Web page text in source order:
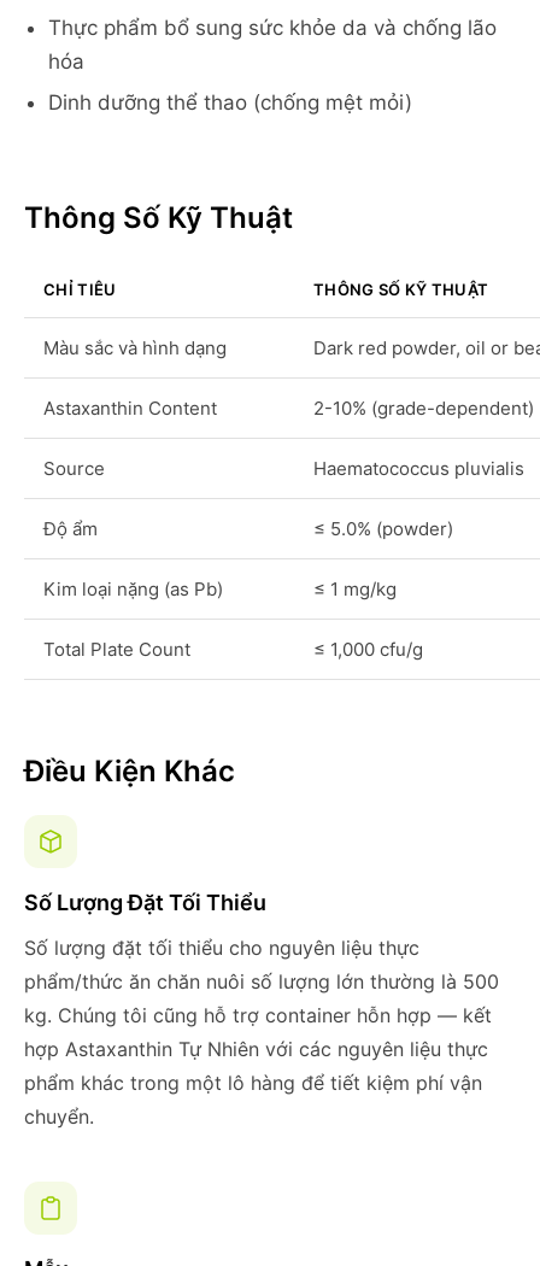
Thực phẩm bổ sung sức khỏe da và chống lão
hóa
Dinh dưỡng thể thao (chống mệt mỏi)
Thông Số Kỹ Thuật
CHỈ TIÊU THÔNG SỐ KỸ THUẬT
Màu sắc và hình dạng Dark red powder, oil or
Astaxanthin Content 2-10% (grade-dependent)
Source Haematococcus pluvialis
Độ ẩm ≤ 5.0% (powder)
Kim loại nặng (as Pb) ≤ 1 mg/kg
Total Plate Count ≤ 1,000 cfu/g
Điều Kiện Khác
Số Lượng Đặt Tối Thiểu
Số lượng đặt tối thiểu cho nguyên liệu thực
phẩm/thức ăn chăn nuôi số lượng lớn thường là 500
kg. Chúng tôi cũng hỗ trợ container hỗn hợp — kết
hợp Astaxanthin Tự Nhiên với các nguyên liệu thực
phẩm khác trong một lô hàng để tiết kiệm phí vận
chuyển.